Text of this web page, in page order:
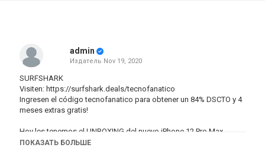
admin
Издатель Nov 19, 2020
SURFSHARK
Visiten: https://surfshark.deals/tecnofanatico
Ingresen el código tecnofanatico para obtener un 84% DSCTO y 4
meses extras gratis!
Hoy les tenemos el UNBOXING del nuevo iPhone 12 Pro Max,
fuímos de compras a la tienda de Apple para recogerlo.
ПОКАЗАТЬ БОЛЬШЕ